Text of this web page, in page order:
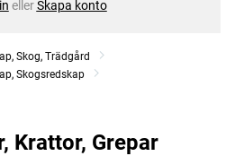
ellerSkapa konto
Skog, Trädgård
Skogsredskap
Krattor, Grepar